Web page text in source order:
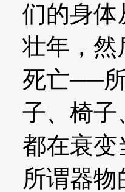
们的身体
壮年，然
死亡──
子、椅子
都在衰变
所谓器